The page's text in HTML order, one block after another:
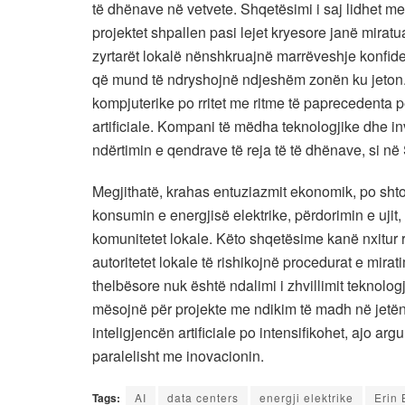
të dhënave në vetvete. Shqetësimi i saj lidhet
projektet shpallen pasi lejet kryesore janë
zyrtarët lokalë nënshkruajnë marrëveshje
që mund të ndryshojnë ndjeshëm zonën ku
kompjuterike po rritet me ritme të
artificiale. Kompani të mëdha teknologjike dhe
ndërtimin e qendrave të reja të të dhënave, si
Megjithatë, krahas entuziazmit ekonomik, po
konsumin e energjisë elektrike, përdorimin e
komunitetet lokale. Këto shqetësime kanë
autoritetet lokale të rishikojnë procedurat e
thelbësore nuk është ndalimi i zhvillimit
mësojnë për projekte me ndikim të madh në
inteligjencën artificiale po intensifikohet, ajo
paralelisht me inovacionin.
Tags: AI data centers energji elektrike Erin